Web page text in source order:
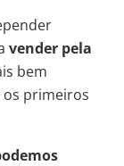
vender pela
bem
primeiros